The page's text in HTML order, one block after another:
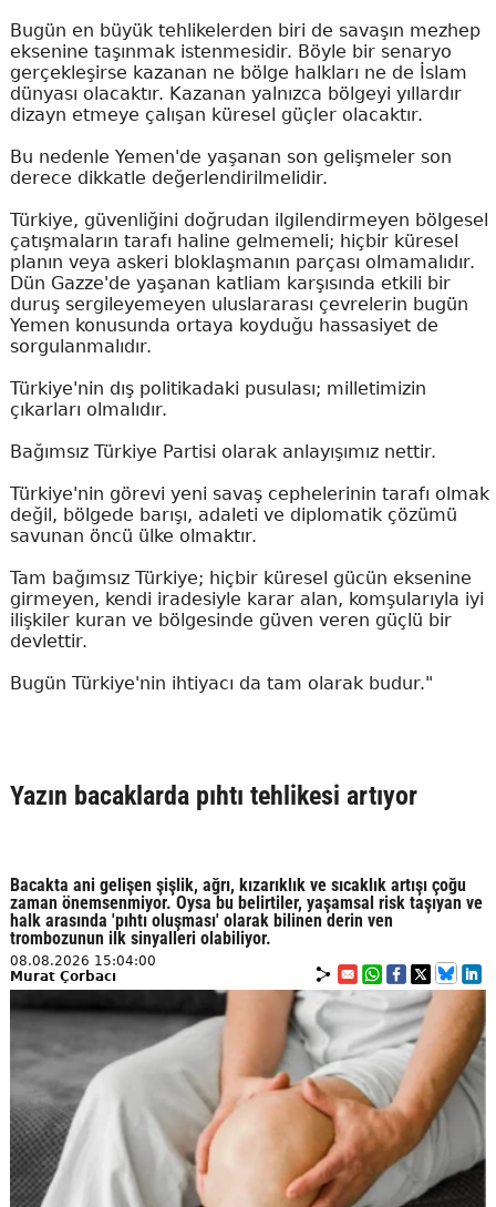
Bugün en büyük tehlikelerden biri de savaşın mezhep
eksenine taşınmak istenmesidir. Böyle bir senaryo
gerçekleşirse kazanan ne bölge halkları ne de İslam
dünyası olacaktır. Kazanan yalnızca bölgeyi yıllardır
dizayn etmeye çalışan küresel güçler olacaktır.
Bu nedenle Yemen'de yaşanan son gelişmeler son
derece dikkatle değerlendirilmelidir.
Türkiye, güvenliğini doğrudan ilgilendirmeyen bölgesel
çatışmaların tarafı haline gelmemeli; hiçbir küresel
planın veya askeri bloklaşmanın parçası olmamalıdır.
Dün Gazze'de yaşanan katliam karşısında etkili bir
duruş sergileyemeyen uluslararası çevrelerin bugün
Yemen konusunda ortaya koyduğu hassasiyet de
sorgulanmalıdır.
Türkiye'nin dış politikadaki pusulası; milletimizin
çıkarları olmalıdır.
Bağımsız Türkiye Partisi olarak anlayışımız nettir.
Türkiye'nin görevi yeni savaş cephelerinin tarafı olmak
değil, bölgede barışı, adaleti ve diplomatik çözümü
savunan öncü ülke olmaktır.
Tam bağımsız Türkiye; hiçbir küresel gücün eksenine
girmeyen, kendi iradesiyle karar alan, komşularıyla iyi
ilişkiler kuran ve bölgesinde güven veren güçlü bir
devlettir.
Bugün Türkiye'nin ihtiyacı da tam olarak budur."
Yazın bacaklarda pıhtı tehlikesi artıyor
Bacakta ani gelişen şişlik, ağrı, kızarıklık ve sıcaklık artışı çoğu
zaman önemsenmiyor. Oysa bu belirtiler, yaşamsal risk taşıyan ve
halk arasında 'pıhtı oluşması' olarak bilinen derin ven
trombozunun ilk sinyalleri olabiliyor.
08.08.2026 15:04:00
Murat Çorbacı